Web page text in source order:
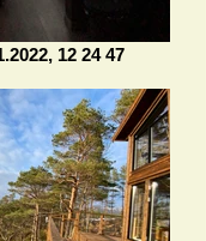
12 24 47